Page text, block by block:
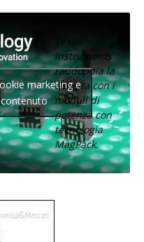
Texas
Instruments
raddoppia la
densità con i
moduli di
potenza con
tecnologia
MagPack.
marketing e